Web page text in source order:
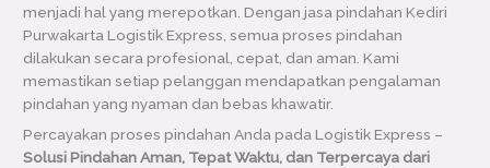
menjadi hal yang merepotkan. Dengan jasa pindahan Kediri
Purwakarta Logistik Express, semua proses pindahan
dilakukan secara profesional, cepat, dan aman. Kami
memastikan setiap pelanggan mendapatkan pengalaman
pindahan yang nyaman dan bebas khawatir.
Percayakan proses pindahan Anda pada Logistik Express –
Solusi Pindahan Aman, Tepat Waktu, dan Terpercaya dari